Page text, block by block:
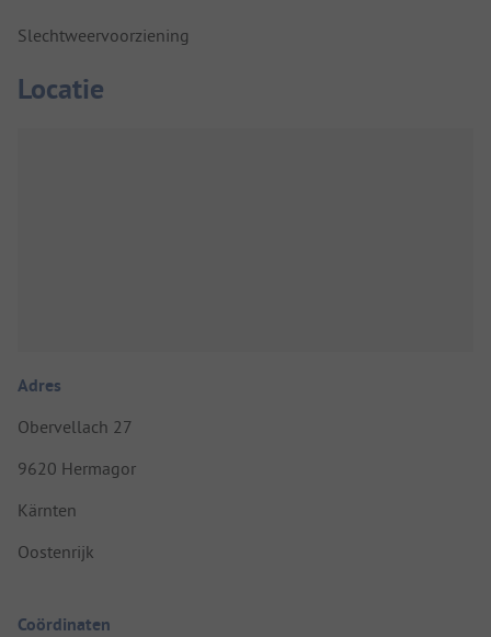
Slechtweervoorziening
Locatie
Adres
Obervellach 27
9620 Hermagor
Kärnten
Oostenrijk
Coördinaten